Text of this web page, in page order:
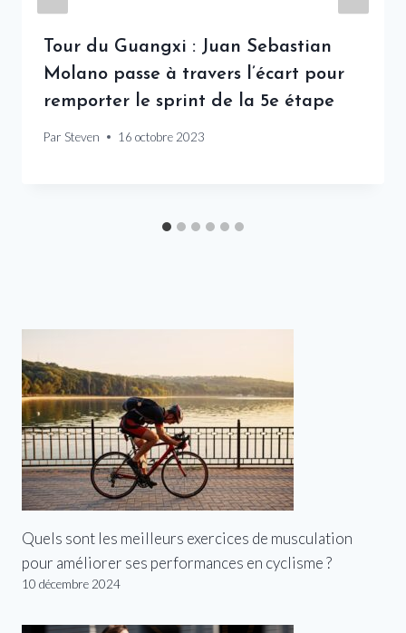
Tour du Guangxi : Juan Sebastian
Molano passe à travers l’écart pour
remporter le sprint de la 5e étape
Par Steven 16 octobre 2023
Quels sont les meilleurs exercices de musculation
pour améliorer ses performances en cyclisme ?
10 décembre 2024